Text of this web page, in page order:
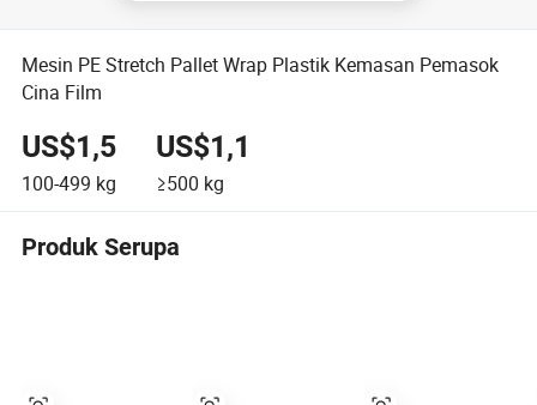
Mesin PE Stretch Pallet Wrap Plastik Kemasan Pemasok
Cina Film
US$1,5
100-499 kg
US$1,1
≥500 kg
Produk Serupa